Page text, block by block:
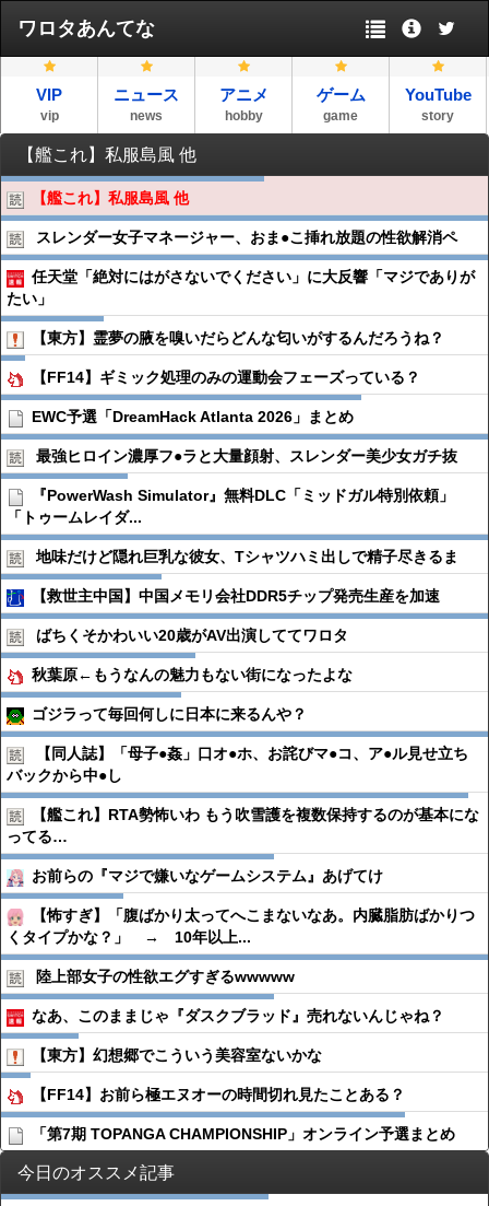
ワロタあんてな
VIP
vip
ニュース
news
アニメ
hobby
ゲーム
game
YouTube
story
【艦これ】私服島風 他
【艦これ】私服島風 他
スレンダー女子マネージャー、おま●︎こ挿れ放題の性欲解消ペ
任天堂「絶対にはがさないでください」に大反響「マジでありが
たい」
【東方】霊夢の腋を嗅いだらどんな匂いがするんだろうね？
【FF14】ギミック処理のみの運動会フェーズっている？
EWC予選「DreamHack Atlanta 2026」まとめ
最強ヒロイン濃厚フ●︎ラと大量顔射、スレンダー美少女ガチ抜
『PowerWash Simulator』無料DLC「ミッドガル特別依頼」
「トゥームレイダ...
地味だけど隠れ巨乳な彼女、Tシャツハミ出しで精子尽きるま
【救世主中国】中国メモリ会社DDR5チップ発売生産を加速
ばちくそかわいい20歳がAV出演しててワロタ
秋葉原←もうなんの魅力もない街になったよな
ゴジラって毎回何しに日本に来るんや？
【同人誌】「母子●︎姦」口オ●︎ホ、お詫びマ●︎コ、ア●︎ル見せ立ち
バックから中●︎し
【艦これ】RTA勢怖いわ もう吹雪護を複数保持するのが基本にな
ってる…
お前らの『マジで嫌いなゲームシステム』あげてけ
【怖すぎ】「腹ばかり太ってへこまないなあ。内臓脂肪ばかりつ
くタイプかな？」 → 10年以上...
陸上部女子の性欲エグすぎるwwwww
なあ、このままじゃ『ダスクブラッド』売れないんじゃね？
【東方】幻想郷でこういう美容室ないかな
【FF14】お前ら極エヌオーの時間切れ見たことある？
「第7期 TOPANGA CHAMPIONSHIP」オンライン予選まとめ
今日のオススメ記事